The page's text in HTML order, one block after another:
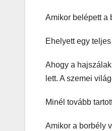
Amikor belépett a
Ehelyett egy
Ahogy a
lett. A szemei
Minél tovább
Amikor a borbély